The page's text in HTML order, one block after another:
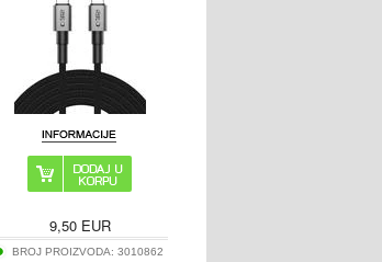
9,50EUR
BROJ PROIZVODA:3010862